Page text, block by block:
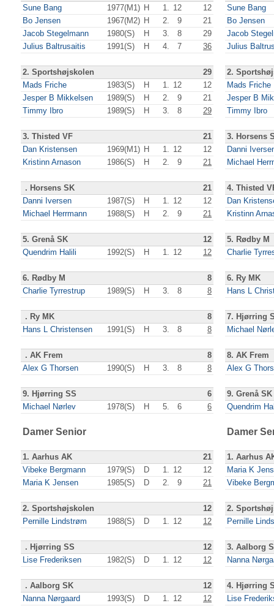
Sune Bang
1977(M1) H 1. 12
12
Bo Jensen
1967(M2) H 2. 9
21
Jacob Stegelmann
1980(S) H 3. 8
29
Julius Baltrusaitis
1991(S) H 4. 7 36
2. Sportshøjskolen
29
Mads Friche
1983(S) H 1. 12
12
Jesper B Mikkelsen
1989(S) H 2. 9
21
Timmy Ibro
1989(S) H 3. 8 29
3. Thisted VF
21
Dan Kristensen
1969(M1) H 1. 12
12
Kristinn Arnason
1986(S) H 2. 9 21
. Horsens SK
21
Danni Iversen
1987(S) H 1. 12
12
Michael Herrmann
1988(S) H 2. 9 21
5. Grenå SK
12
Quendrim Halili
1992(S) H 1. 12 12
6. Rødby M
8
Charlie Tyrrestrup
1989(S) H 3. 8 8
. Ry MK
8
Hans L Christensen
1991(S) H 3. 8 8
. AK Frem
8
Alex G Thorsen
1990(S) H 3. 8 8
9. Hjørring SS
6
Michael Nørlev
1978(S) H 5. 6 6
Damer Senior
1. Aarhus AK
21
Vibeke Bergmann
1979(S) D 1. 12
12
Maria K Jensen
1985(S) D 2. 9 21
2. Sportshøjskolen
12
Pernille Lindstrøm
1988(S) D 1. 12 12
. Hjørring SS
12
Lise Frederiksen
1982(S) D 1. 12 12
. Aalborg SK
12
Nanna Nørgaard
1993(S) D 1. 12 12
Sune Bang
Bo Jensen
Jacob
Julius
2.
Mads Friche
Jesper B
Timmy Ibro
3. Horsens
Danni
Michael
4. Thisted
Dan
Kristinn
5. Rødby M
Charlie
6. Ry MK
Hans L
7. Hjørring
Michael
8. AK Frem
Alex G
9. Grenå SK
Quendrim
Damer
1. Aarhus
Maria K
Vibeke
2.
Pernille
3. Aalborg
Nanna
4. Hjørring
Lise